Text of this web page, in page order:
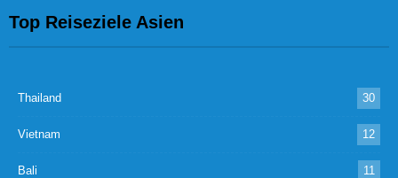
Top Reiseziele Asien
Thailand 30
Vietnam 12
Bali 11